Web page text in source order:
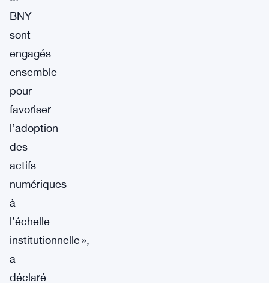
BNY
sont
engagés
ensemble
pour
favoriser
l’adoption
des
actifs
numériques
à
l’échelle
institutionnelle »,
a
déclaré